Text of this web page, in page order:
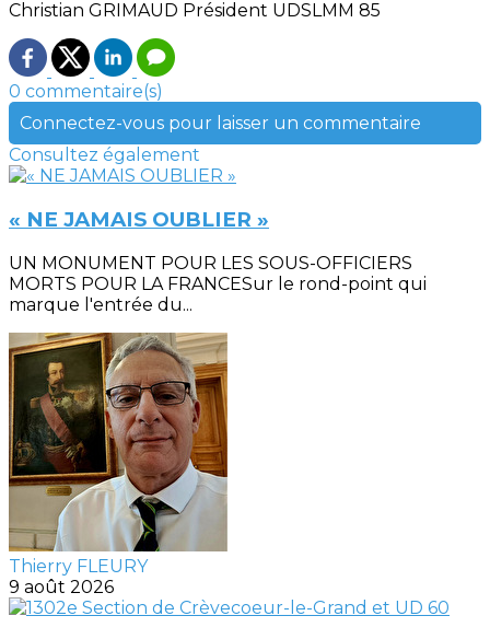
Christian GRIMAUD Président UDSLMM 85
0 commentaire(s)
Connectez-vous pour laisser un commentaire
Consultez également
« NE JAMAIS OUBLIER »
UN MONUMENT POUR LES SOUS-OFFICIERS
MORTS POUR LA FRANCESur le rond-point qui
marque l'entrée du...
Thierry FLEURY
9 août 2026